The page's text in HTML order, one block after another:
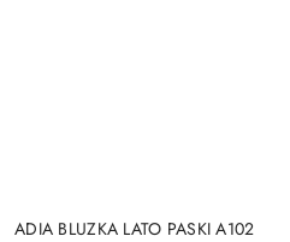
ADIA BLUZKA LATO PASKI A102